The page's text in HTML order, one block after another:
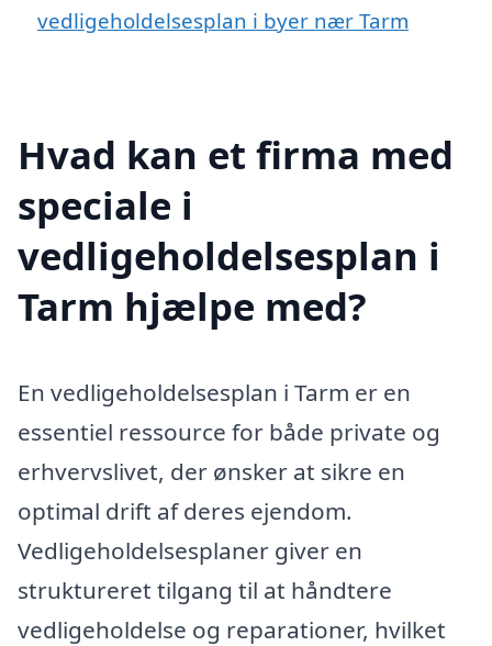
vedligeholdelsesplan i byer nær Tarm
Hvad kan et firma med
speciale i
vedligeholdelsesplan i
Tarm hjælpe med?
En vedligeholdelsesplan i Tarm er en
essentiel ressource for både private og
erhvervslivet, der ønsker at sikre en
optimal drift af deres ejendom.
Vedligeholdelsesplaner giver en
struktureret tilgang til at håndtere
vedligeholdelse og reparationer, hvilket